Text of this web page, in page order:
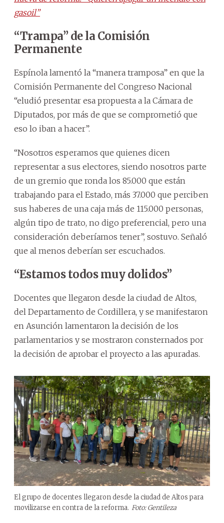
gasoil”
“Trampa” de la Comisión
Permanente
Espínola lamentó la “manera tramposa” en que la
Comisión Permanente del Congreso Nacional
“eludió presentar esa propuesta a la Cámara de
Diputados, por más de que se comprometió que
eso lo iban a hacer”.
“Nosotros esperamos que quienes dicen
representar a sus electores, siendo nosotros parte
de un gremio que ronda los 85.000 que están
trabajando para el Estado, más 37.000 que perciben
sus haberes de una caja más de 115.000 personas,
algún tipo de trato, no digo preferencial, pero una
consideración deberíamos tener”, sostuvo. Señaló
que al menos deberían ser escuchados.
“Estamos todos muy dolidos”
Docentes que llegaron desde la ciudad de Altos,
del Departamento de Cordillera, y se manifestaron
en Asunción lamentaron la decisión de los
parlamentarios y se mostraron consternados por
la decisión de aprobar el proyecto a las apuradas.
El grupo de docentes llegaron desde la ciudad de Altos para
movilizarse en contra de la reforma. Foto: Gentileza